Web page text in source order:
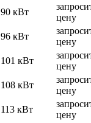
90 кВт
цену
96 кВт
цену
101 кВт
цену
108 кВт
цену
113 кВт
цену